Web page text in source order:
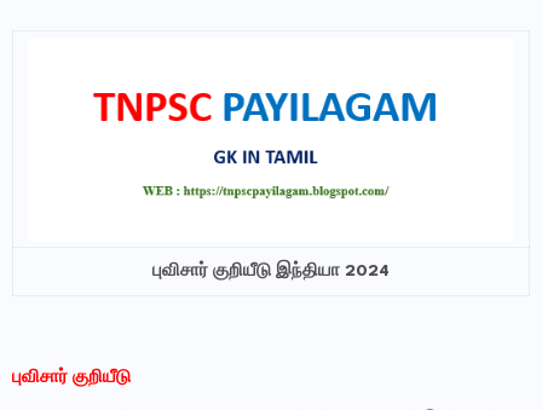
புவிசார் குறியீடு இந்தியா 2024
புவிசார் குறியீடு